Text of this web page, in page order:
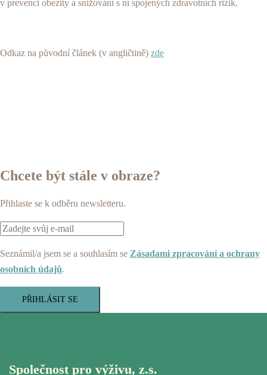
v prevenci obezity a snižování s ní spojených zdravotních rizik.
Odkaz na původní článek (v angličtině) zde
Chcete být stále v obraze?
Přihlaste se k odběru newsletteru.
Seznámil/a jsem se a souhlasím se Zásadami zpracování a ochrany
osobních údajů.
PŘIHLÁSIT SE
Společnost pro výživu, z.s.